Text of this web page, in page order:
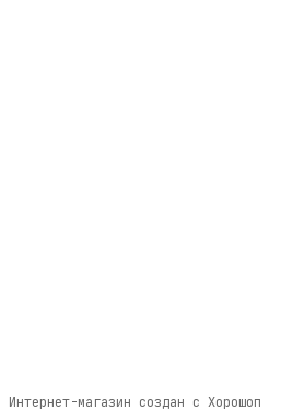
Интернет-магазин создан с Хорошоп